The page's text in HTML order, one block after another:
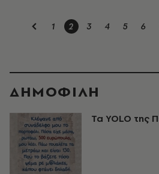
1 2 3 4 5 6
ΔΗΜΟΦΙΛΗ
Τα YOLO της